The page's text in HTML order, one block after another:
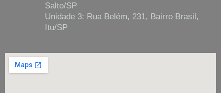
Salto/SP
Unidade 3: Rua Belém, 231, Bairro Brasil,
Itu/SP